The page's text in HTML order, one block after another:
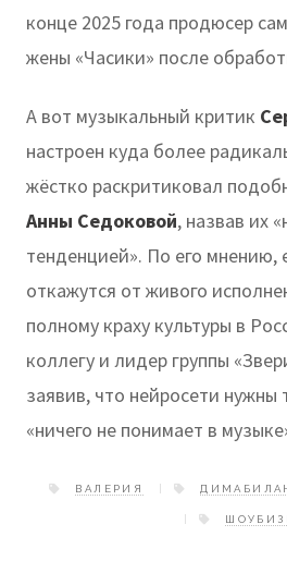
конце 2025 года продюсер
жены «Часики» после
А вот музыкальный критик
настроен куда более
жёстко раскритиковал
Анны Седоковой, назвав их
тенденцией». По его мнению,
откажутся от живого
полному краху культуры в
коллегу и лидер группы
заявив, что нейросети нужны
«ничего не понимает в
ВАЛЕРИЯ